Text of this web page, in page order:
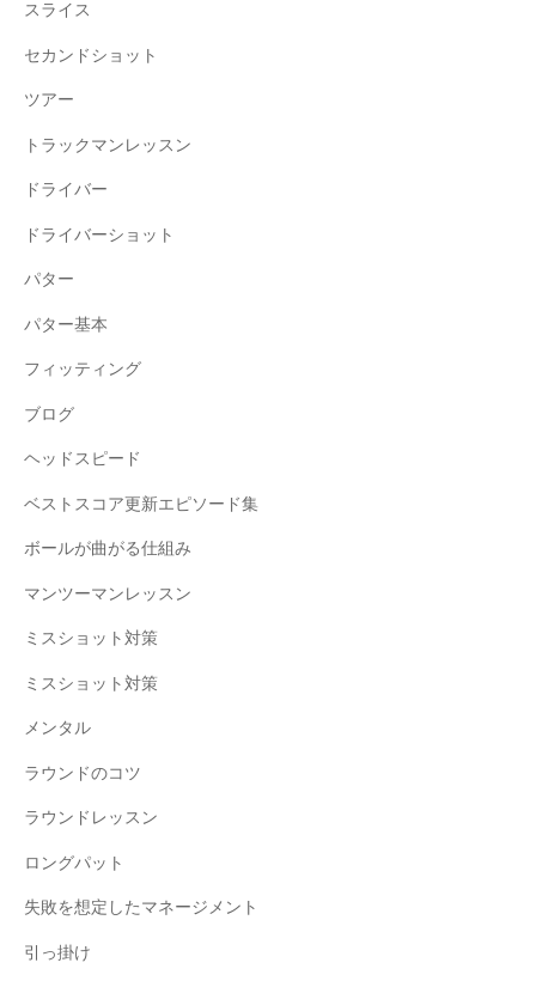
スライス
セカンドショット
ツアー
トラックマンレッスン
ドライバー
ドライバーショット
パター
パター基本
フィッティング
ブログ
ヘッドスピード
ベストスコア更新エピソード集
ボールが曲がる仕組み
マンツーマンレッスン
ミスショット対策
ミスショット対策
メンタル
ラウンドのコツ
ラウンドレッスン
ロングパット
失敗を想定したマネージメント
引っ掛け